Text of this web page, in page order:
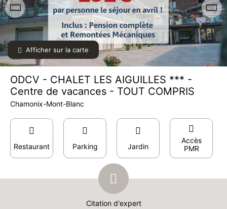
Afficher sur la carte
ODCV - CHALET LES AIGUILLES *** -
Centre de vacances - TOUT COMPRIS
Chamonix-Mont-Blanc
Restaurant Parking Jardin
Accès
PMR
Citation d'expert